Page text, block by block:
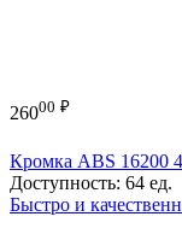
26000 ₽
Кромка ABS 16200
Доступность: 64 ед.
Быстро и